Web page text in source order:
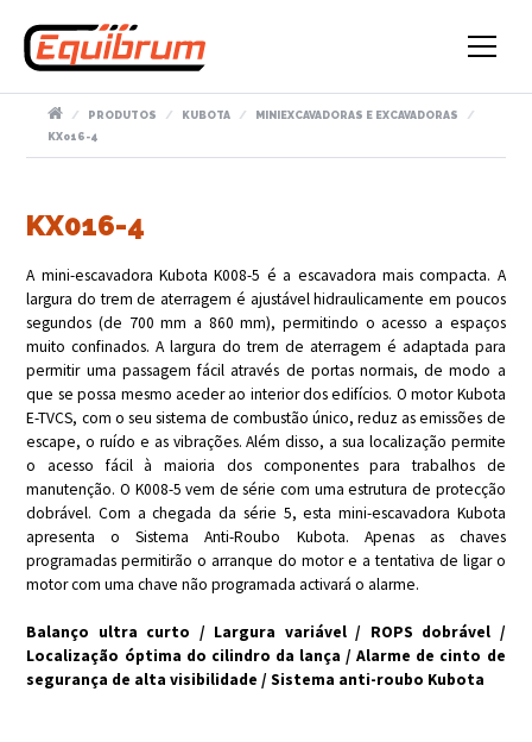
PRODUTOS KUBOTA
MINIEXCAVADORAS E EXCAVADORAS
KX016-4
KX016-4
A mini-escavadora Kubota K008-5 é a escavadora mais compacta. A
largura do trem de aterragem é ajustável hidraulicamente em poucos
segundos (de 700 mm a 860 mm), permitindo o acesso a espaços
muito confinados. A largura do trem de aterragem é adaptada para
permitir uma passagem fácil através de portas normais, de modo a
que se possa mesmo aceder ao interior dos edifícios. O motor Kubota
E-TVCS, com o seu sistema de combustão único, reduz as emissões de
escape, o ruído e as vibrações. Além disso, a sua localização permite
o acesso fácil à maioria dos componentes para trabalhos de
manutenção. O K008-5 vem de série com uma estrutura de protecção
dobrável. Com a chegada da série 5, esta mini-escavadora Kubota
apresenta o Sistema Anti-Roubo Kubota. Apenas as chaves
programadas permitirão o arranque do motor e a tentativa de ligar o
motor com uma chave não programada activará o alarme.
Balanço ultra curto / Largura variável / ROPS dobrável /
Localização óptima do cilindro da lança / Alarme de cinto de
segurança de alta visibilidade / Sistema anti-roubo Kubota